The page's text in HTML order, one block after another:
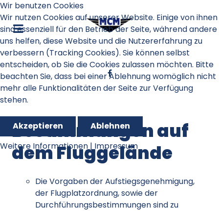
Bestimmungen auf
dem Fluggelände
Die Vorgaben der Aufstiegsgenehmigung,
der Flugplatzordnung, sowie der
Durchführungsbestimmungen sind zu
Wir benutzen Cookies
Wir nutzen Cookies auf unserer Website. Einige von ihnen
sind essenziell für den Betrieb der Seite, während andere
uns helfen, diese Website und die Nutzererfahrung zu
verbessern (Tracking Cookies). Sie können selbst
entscheiden, ob Sie die Cookies zulassen möchten. Bitte
beachten Sie, dass bei einer Ablehnung womöglich nicht
mehr alle Funktionalitäten der Seite zur Verfügung
stehen.
Akzeptieren
Ablehnen
Weitere Informationen | Impressum